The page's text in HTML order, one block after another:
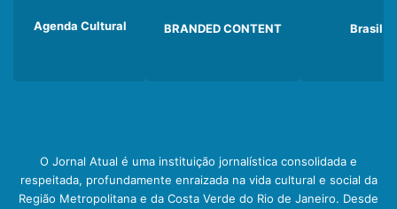
Agenda Cultural BRANDED CONTENT Brasil
O Jornal Atual é uma instituição jornalística consolidada e
respeitada, profundamente enraizada na vida cultural e social da
Região Metropolitana e da Costa Verde do Rio de Janeiro. Desde